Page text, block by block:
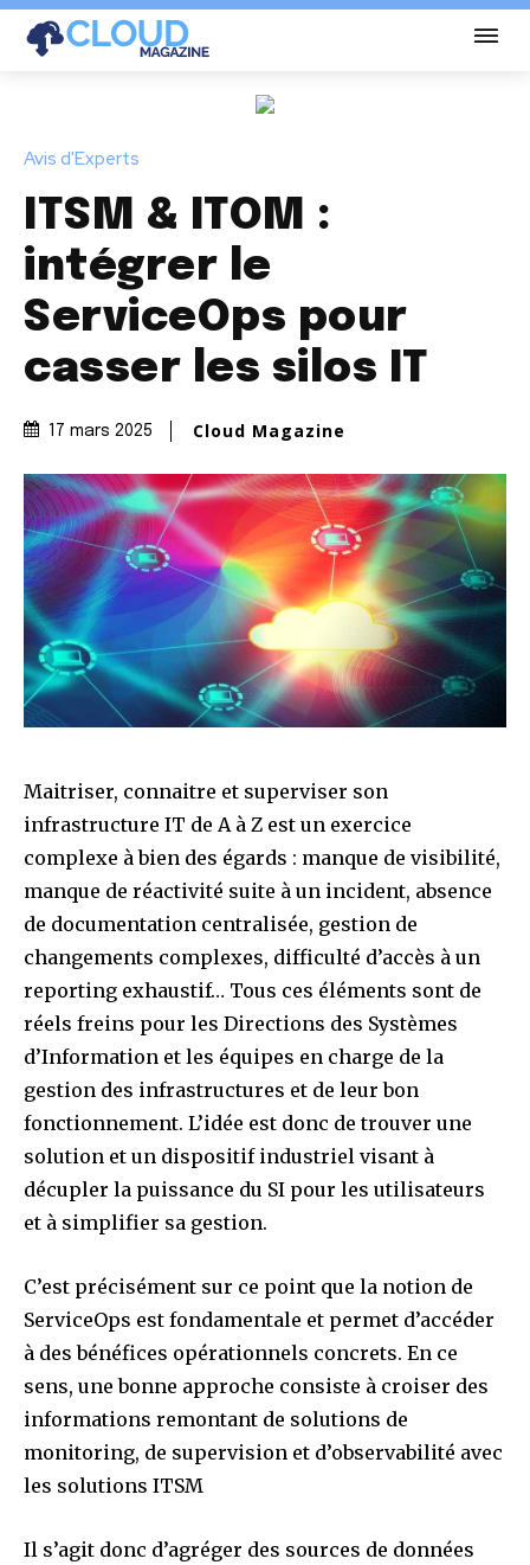
Avis d'Experts
ITSM & ITOM :
intégrer le
ServiceOps pour
casser les silos IT
17 mars 2025 Cloud Magazine
Maitriser, connaitre et superviser son
infrastructure IT de A à Z est un exercice
complexe à bien des égards : manque de visibilité,
manque de réactivité suite à un incident, absence
de documentation centralisée, gestion de
changements complexes, difficulté d’accès à un
reporting exhaustif… Tous ces éléments sont de
réels freins pour les Directions des Systèmes
d’Information et les équipes en charge de la
gestion des infrastructures et de leur bon
fonctionnement. L’idée est donc de trouver une
solution et un dispositif industriel visant à
décupler la puissance du SI pour les utilisateurs
et à simplifier sa gestion.
C’est précisément sur ce point que la notion de
ServiceOps est fondamentale et permet d’accéder
à des bénéfices opérationnels concrets. En ce
sens, une bonne approche consiste à croiser des
informations remontant de solutions de
monitoring, de supervision et d’observabilité avec
les solutions ITSM
Il s’agit donc d’agréger des sources de données